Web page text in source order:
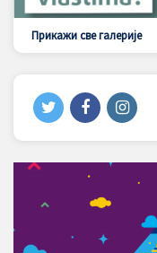
Прикажи све галерије